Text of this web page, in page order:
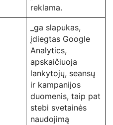
reklama.
_ga slapukas,
įdiegtas Google
Analytics,
apskaičiuoja
lankytojų, seansų
ir kampanijos
duomenis, taip pat
stebi svetainės
naudojimą